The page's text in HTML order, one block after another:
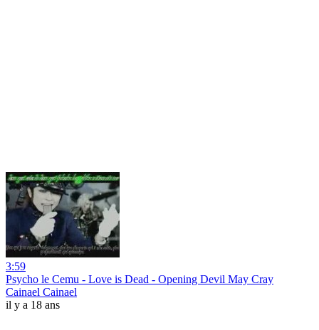
3:59
Psycho le Cemu - Love is Dead - Opening Devil May Cray
Cainael Cainael
il y a 18 ans